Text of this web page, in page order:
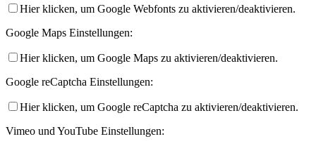
Hier klicken, um Google Webfonts zu aktivieren/deaktivieren.
Google Maps Einstellungen:
Hier klicken, um Google Maps zu aktivieren/deaktivieren.
Google reCaptcha Einstellungen:
Hier klicken, um Google reCaptcha zu aktivieren/deaktivieren.
Vimeo und YouTube Einstellungen: